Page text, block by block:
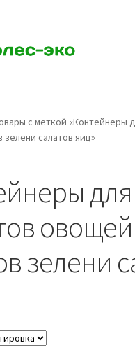
с меткой «Контейнеры
салатов яиц»
для
овощей
зелени